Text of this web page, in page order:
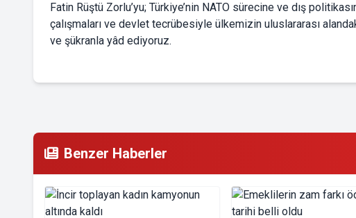
Fatin Rüştü Zorlu’yu; Türkiye’nin NATO sürecine ve dış
çalışmaları ve devlet tecrübesiyle ülkemizin uluslararası
ve şükranla yâd ediyoruz.
Benzer Haberler